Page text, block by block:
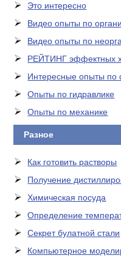
Это интересно
Видео опыты по
Видео опыты по
РЕЙТИНГ эффектных
Интересные опыты по
Опыты по гидравлике
Опыты по механике
Разное
Как готовить растворы
Получение
Химическая посуда
Определение
Секрет булатной стали
Компьютерное